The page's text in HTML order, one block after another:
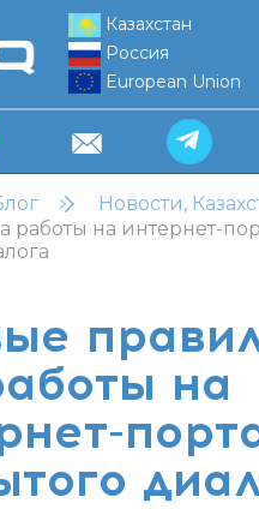
Казахстан
Россия
European Union
Новости,
работы на интернет-
на